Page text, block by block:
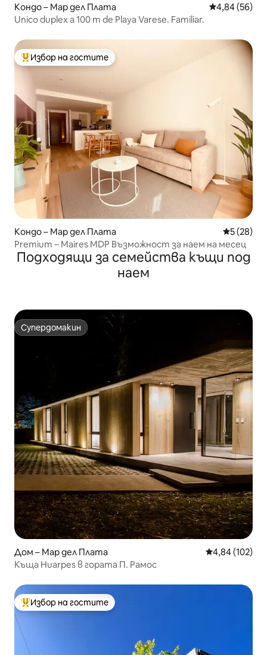
Кондо – Мар дел Плата Средна
4,84 (56)
Unico duplex a 100 m de Playa Varese. Familiar.
Най-популярен избор на гостите
Избор на гостите
Кондо – Мар дел Плата Средна
5 (28)
Premium – Maires MDP Възможност за наем на месец
Подходящи за семейства къщи под
наем
Супердомакин
Супердомакин
Дом – Мар дел Плата Средна
4,84 (102)
Къща Huarpes в гората П. Рамос
Най-популярен избор на гостите
Избор на гостите